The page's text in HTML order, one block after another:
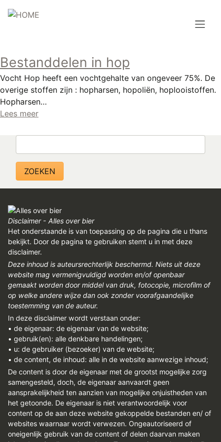
en
gaan
Topmenu
REGISTREREN
ADVERTEREN
MELDPUNT
PERS/PUBLICATIES
FACEBOOK
LINKS
Hoofdnavigatie
HOME
BROUWEN
AGENDA
Bestanddelen in hop
Vocht Hop heeft een vochtgehalte van ongeveer 75%. De
overige stoffen zijn : hopharsen, hopoliën, hoplooistoffen.
Hopharsen…
Lees meer
Disclaimer - Alles over bier
Het onderstaande is van toepassing op de pagina die u thans
bekijkt. Door de pagina te gebruiken stemt u in met deze
disclaimer.
Deze inhoud is auteursrechterlijk beschermd. Niets uit deze
website mag vermenigvuldigd worden en/of openbaar
gemaakt worden door middel van druk, fotocopie, microfilm of
op welke andere wijze dan ook zonder voorafgaandelijke
toestemming van de auteur.
In deze disclaimer wordt verstaan onder:
• de eigenaar: de eigenaar van de website;
• gebruik(en): alle denkbare handelingen;
• u: de gebruiker (bezoeker) van de website;
• de content, de inhoud: alle in de website aanwezige inhoud;
De content is door de eigenaar met de grootst mogelijke zorg
samengesteld, doch, de eigenaar aanvaardt geen
aansprakelijkheid ten aanzien van mogelijke onjuistheden van
het getoonde. De eigenaar is niet verantwoordelijk voor
content op de aan deze website gekoppelde bestanden en/ of
websites waarnaar wordt verwezen. Ongeautoriseerd of
oneigenlijk gebruik van de content of delen daarvan maken